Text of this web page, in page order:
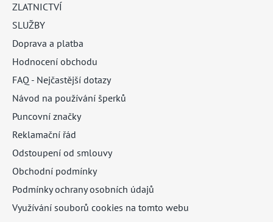
ZLATNICTVÍ
SLUŽBY
Doprava a platba
Hodnocení obchodu
FAQ - Nejčastější dotazy
Návod na používání šperků
Puncovní značky
Reklamační řád
Odstoupení od smlouvy
Obchodní podmínky
Podmínky ochrany osobních údajů
Využívání souborů cookies na tomto webu